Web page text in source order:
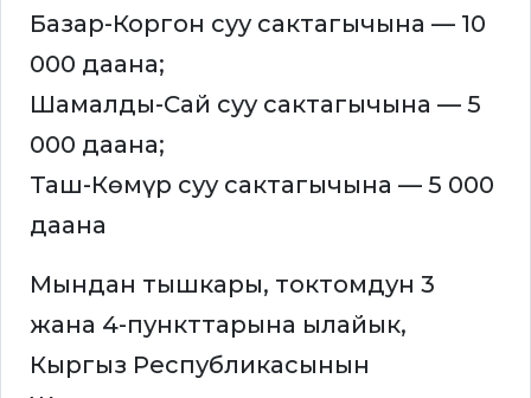
Базар-Коргон суу сактагычына — 10
000 даана;
Шамалды-Сай суу сактагычына — 5
000 даана;
Таш-Көмүр суу сактагычына — 5 000
даана
Мындан тышкары, токтомдун 3
жана 4-пункттарына ылайык,
Кыргыз Республикасынын